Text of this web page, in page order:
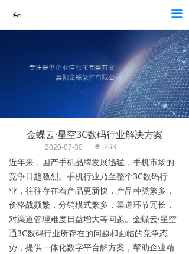
끀
首页
行业方案
服务与支持
新闻资讯
关于金蝶
近年来，国产手机品牌发展迅猛，手机市场的
竞争日趋激烈。手机行业乃至整个3C数码行
业，往往存在着产品更新快，产品种类繁多，
价格战频繁，分销模式繁多，渠道环节冗长，
对渠道管理难度日益增大等问题。金蝶云·星空
通3C数码行业所存在的问题和面临的竞争态
势，提供一体化数字平台解方案，帮助企业精
金蝶云·星空3C数码行业解决方案
2020-07-30 넶 263